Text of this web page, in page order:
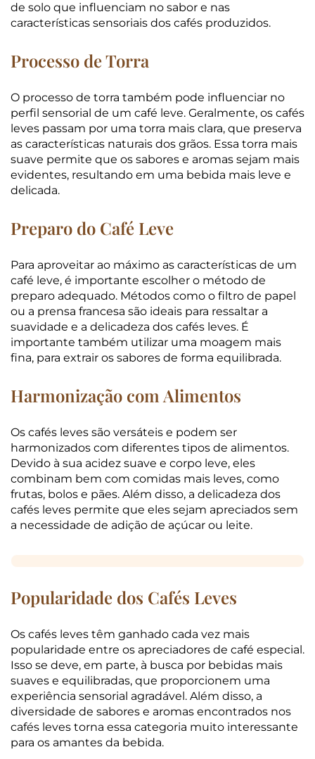
de solo que influenciam no sabor e nas
características sensoriais dos cafés produzidos.
Processo de Torra
O processo de torra também pode influenciar no
perfil sensorial de um café leve. Geralmente, os cafés
leves passam por uma torra mais clara, que preserva
as características naturais dos grãos. Essa torra mais
suave permite que os sabores e aromas sejam mais
evidentes, resultando em uma bebida mais leve e
delicada.
Preparo do Café Leve
Para aproveitar ao máximo as características de um
café leve, é importante escolher o método de
preparo adequado. Métodos como o filtro de papel
ou a prensa francesa são ideais para ressaltar a
suavidade e a delicadeza dos cafés leves. É
importante também utilizar uma moagem mais
fina, para extrair os sabores de forma equilibrada.
Harmonização com Alimentos
Os cafés leves são versáteis e podem ser
harmonizados com diferentes tipos de alimentos.
Devido à sua acidez suave e corpo leve, eles
combinam bem com comidas mais leves, como
frutas, bolos e pães. Além disso, a delicadeza dos
cafés leves permite que eles sejam apreciados sem
a necessidade de adição de açúcar ou leite.
Popularidade dos Cafés Leves
Os cafés leves têm ganhado cada vez mais
popularidade entre os apreciadores de café especial.
Isso se deve, em parte, à busca por bebidas mais
suaves e equilibradas, que proporcionem uma
experiência sensorial agradável. Além disso, a
diversidade de sabores e aromas encontrados nos
cafés leves torna essa categoria muito interessante
para os amantes da bebida.